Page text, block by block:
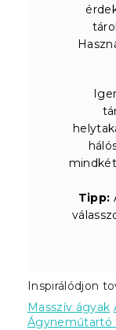
Tipp:
Inspirálódjon
Masszív ágyak
Ágyneműtartó